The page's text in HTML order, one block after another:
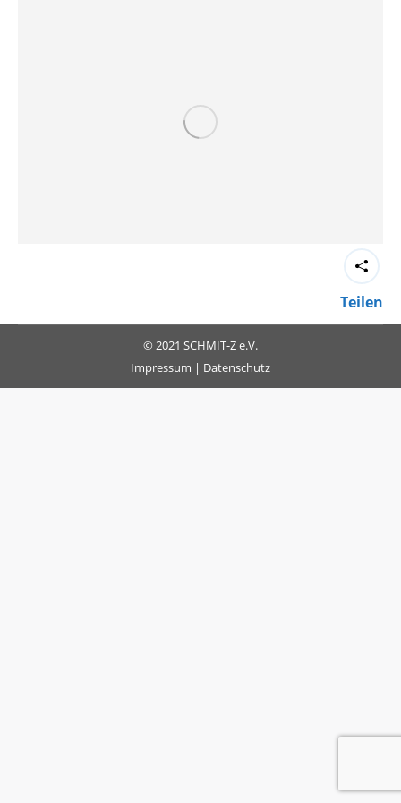
Teilen
© 2021 SCHMIT-Z e.V.
Impressum | Datenschutz